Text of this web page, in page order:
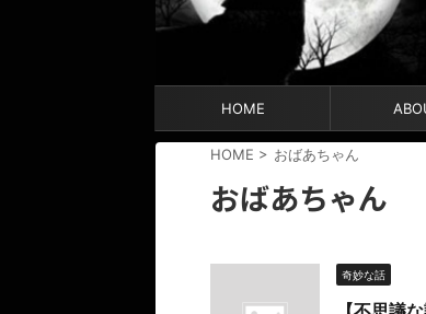
HOME
HOME > おばあちゃん
おばあちゃん
奇妙な話